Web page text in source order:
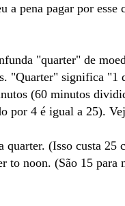
a pena pagar por esse
"quarter" de
"Quarter" significa "1
(60 minutos
por 4 é igual a 25).
quarter. (Isso custa 25
to noon. (São 15 para